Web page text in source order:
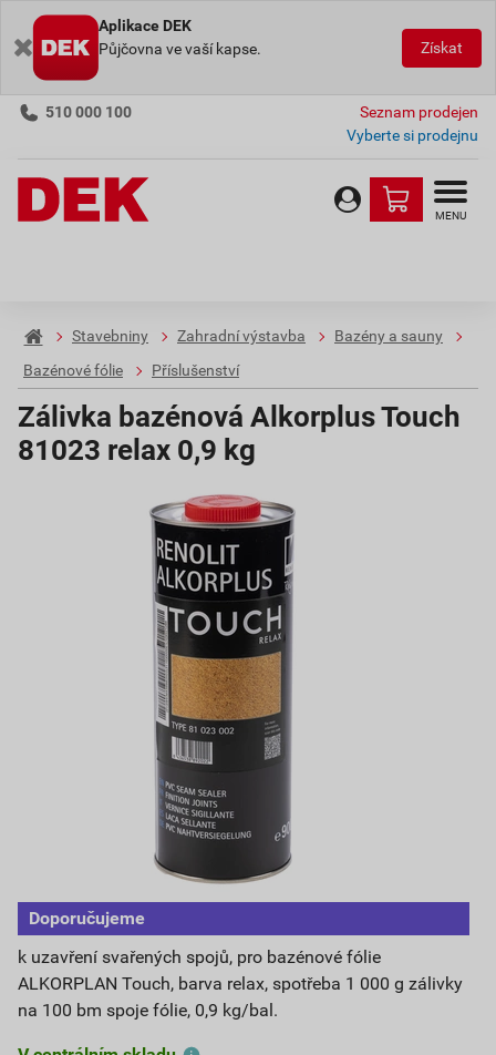
Aplikace DEK
Půjčovna ve vaší kapse.
Získat
510 000 100
Seznam prodejen
Vyberte si prodejnu
MENU
Stavebniny Zahradní výstavba
Bazény a sauny
Bazénové fólie
Příslušenství
Zálivka bazénová Alkorplus Touch
81023 relax 0,9 kg
Doporučujeme
k uzavření svařených spojů, pro bazénové fólie
ALKORPLAN Touch, barva relax, spotřeba 1 000 g zálivky
na 100 bm spoje fólie, 0,9 kg/bal.